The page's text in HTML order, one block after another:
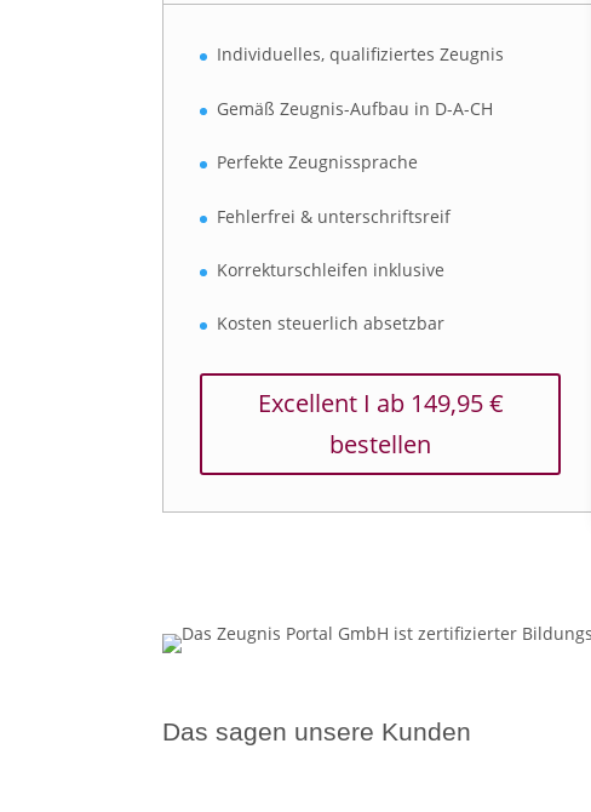
Individuelles, qualifiziertes Zeugnis
Gemäß Zeugnis-Aufbau in D-A-CH
Perfekte Zeugnissprache
Fehlerfrei & unterschriftsreif
Korrekturschleifen inklusive
Kosten steuerlich absetzbar
Excellent I ab 149,95 €
bestellen
Das sagen unsere Kunden